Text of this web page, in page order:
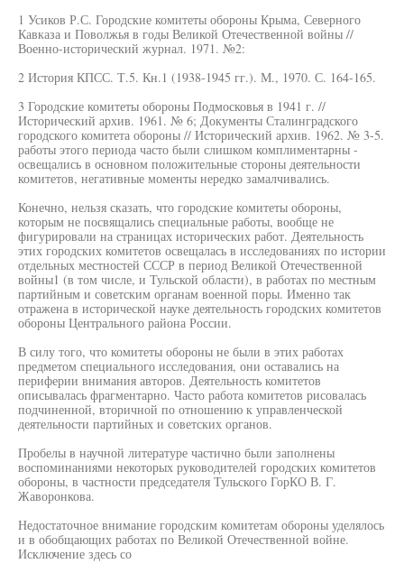
1 Усиков Р.С. Городские комитеты обороны Крыма, Северного
Кавказа и Поволжья в годы Великой Отечественной войны //
Военно-исторический журнал. 1971. №2:
2 История КПСС. Т.5. Кн.1 (1938-1945 гг.). М., 1970. С. 164-165.
3 Городские комитеты обороны Подмосковья в 1941 г. //
Исторический архив. 1961. № 6; Документы Сталинградского
городского комитета обороны // Исторический архив. 1962. № 3-5.
работы этого периода часто были слишком комплиментарны -
освещались в основном положительные стороны деятельности
комитетов, негативные моменты нередко замалчивались.
Конечно, нельзя сказать, что городские комитеты обороны,
которым не посвящались специальные работы, вообще не
фигурировали на страницах исторических работ. Деятельность
этих городских комитетов освещалась в исследованиях по истории
отдельных местностей СССР в период Великой Отечественной
войны1 (в том числе, и Тульской области), в работах по местным
партийным и советским органам военной поры. Именно так
отражена в исторической науке деятельность городских комитетов
обороны Центрального района России.
В силу того, что комитеты обороны не были в этих работах
предметом специального исследования, они оставались на
периферии внимания авторов. Деятельность комитетов
описывалась фрагментарно. Часто работа комитетов рисовалась
подчиненной, вторичной по отношению к управленческой
деятельности партийных и советских органов.
Пробелы в научной литературе частично были заполнены
воспоминаниями некоторых руководителей городских комитетов
обороны, в частности председателя Тульского ГорКО В. Г.
Жаворонкова.
Недостаточное внимание городским комитетам обороны уделялось
и в обобщающих работах по Великой Отечественной войне.
Исключение здесь со